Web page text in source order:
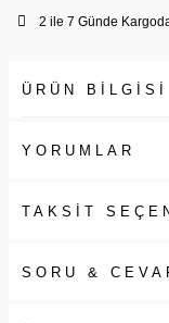
2 ile 7 Günde
ÜRÜN BİLGİSİ
YORUMLAR
TAKSİT
SORU &